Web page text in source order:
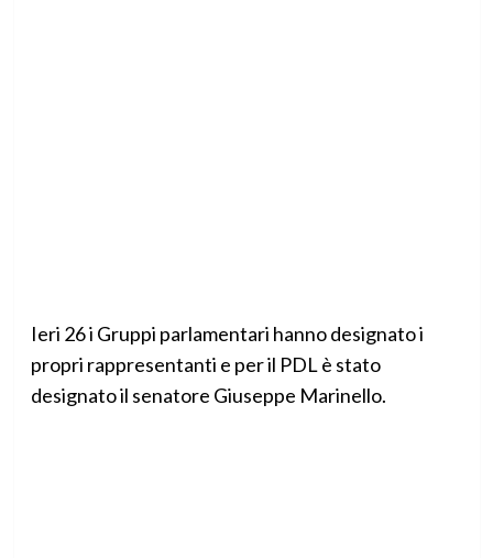
Ieri 26 i Gruppi parlamentari hanno designato i
propri rappresentanti e per il PDL è stato
designato il senatore Giuseppe Marinello.